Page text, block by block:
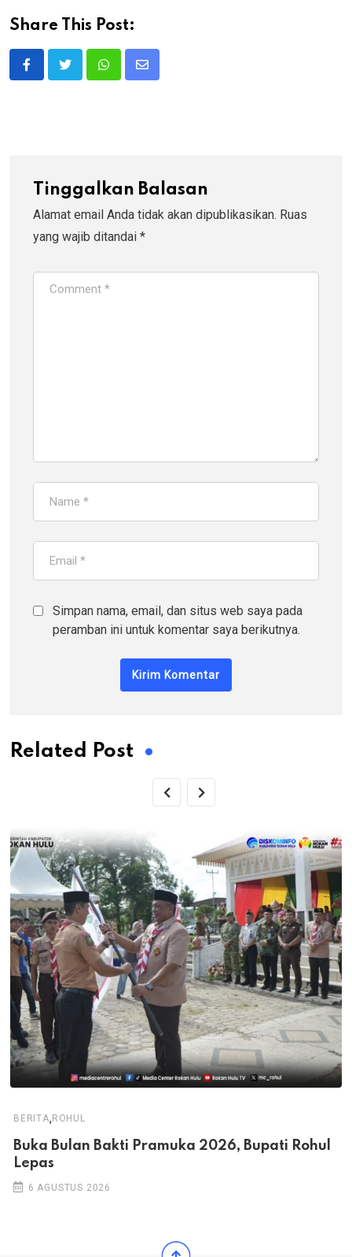
Share This Post:
WhatsappShare
Tinggalkan Balasan
Alamat email Anda tidak akan dipublikasikan. Ruas
yang wajib ditandai *
Simpan nama, email, dan situs web saya pada
peramban ini untuk komentar saya berikutnya.
Related Post
BERITA,ROHUL
Buka Bulan Bakti Pramuka 2026, Bupati Rohul
Lepas
6 AGUSTUS 2026